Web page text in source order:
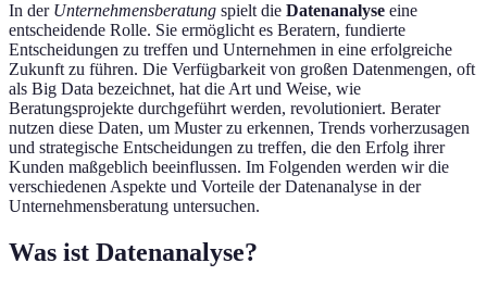
In der Unternehmensberatung spielt die Datenanalyse eine
entscheidende Rolle. Sie ermöglicht es Beratern, fundierte
Entscheidungen zu treffen und Unternehmen in eine erfolgreiche
Zukunft zu führen. Die Verfügbarkeit von großen Datenmengen, oft
als Big Data bezeichnet, hat die Art und Weise, wie
Beratungsprojekte durchgeführt werden, revolutioniert. Berater
nutzen diese Daten, um Muster zu erkennen, Trends vorherzusagen
und strategische Entscheidungen zu treffen, die den Erfolg ihrer
Kunden maßgeblich beeinflussen. Im Folgenden werden wir die
verschiedenen Aspekte und Vorteile der Datenanalyse in der
Unternehmensberatung untersuchen.
Was ist Datenanalyse?